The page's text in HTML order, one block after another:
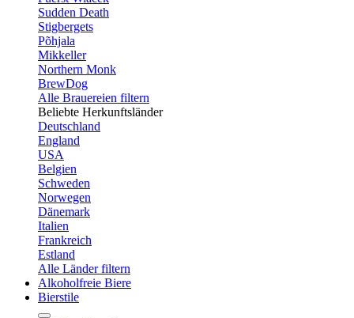
Sudden Death
Stigbergets
Põhjala
Mikkeller
Northern Monk
BrewDog
Alle Brauereien filtern
Beliebte Herkunftsländer
Deutschland
England
USA
Belgien
Schweden
Norwegen
Dänemark
Italien
Frankreich
Estland
Alle Länder filtern
Alkoholfreie Biere
Bierstile